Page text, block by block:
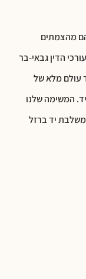
הם מהצמתים
הדין גבאי-בר
עולם מלא של
המשימה שלנו
יד ברזל